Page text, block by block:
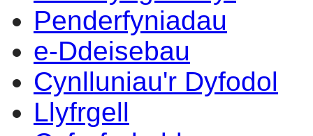
Penderfyniadau
e-Ddeisebau
Cynlluniau'r Dyfodol
Llyfrgell